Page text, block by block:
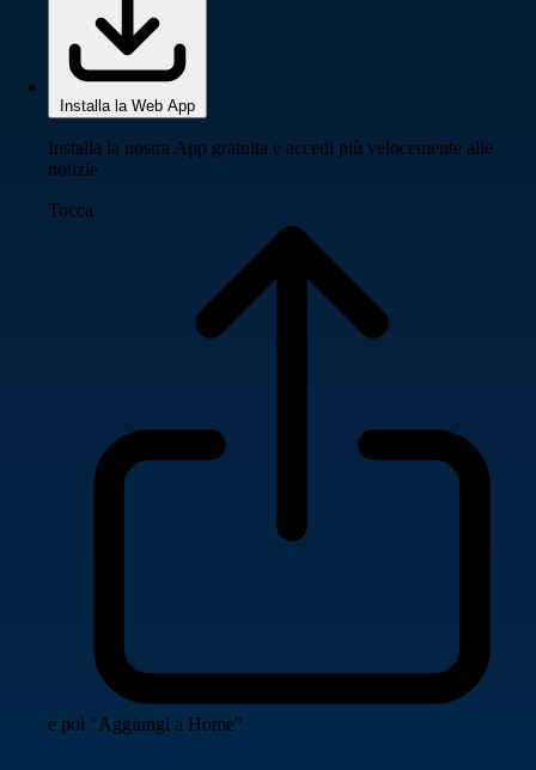
Installa la Web App
Installa la nostra App gratuita e accedi più velocemente alle
notizie
Tocca
e poi "Aggiungi a Home"